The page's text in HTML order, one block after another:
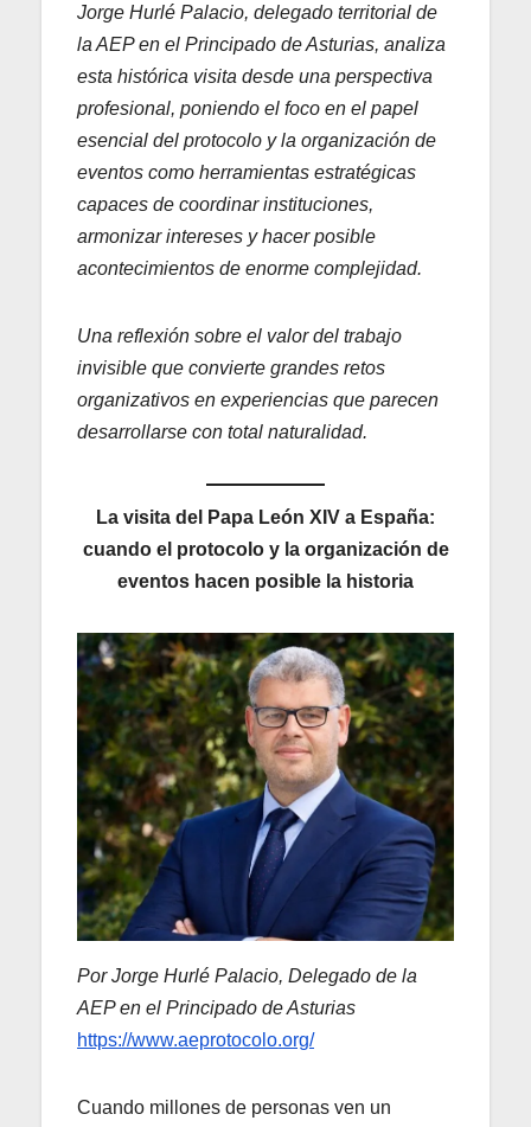
Jorge Hurlé Palacio, delegado territorial de
la AEP en el Principado de Asturias, analiza
esta histórica visita desde una perspectiva
profesional, poniendo el foco en el papel
esencial del protocolo y la organización de
eventos como herramientas estratégicas
capaces de coordinar instituciones,
armonizar intereses y hacer posible
acontecimientos de enorme complejidad.
Una reflexión sobre el valor del trabajo
invisible que convierte grandes retos
organizativos en experiencias que parecen
desarrollarse con total naturalidad.
La visita del Papa León XIV a España:
cuando el protocolo y la organización de
eventos hacen posible la historia
Por Jorge Hurlé Palacio, Delegado de la
AEP en el Principado de Asturias
https://www.aeprotocolo.org/
Cuando millones de personas ven un